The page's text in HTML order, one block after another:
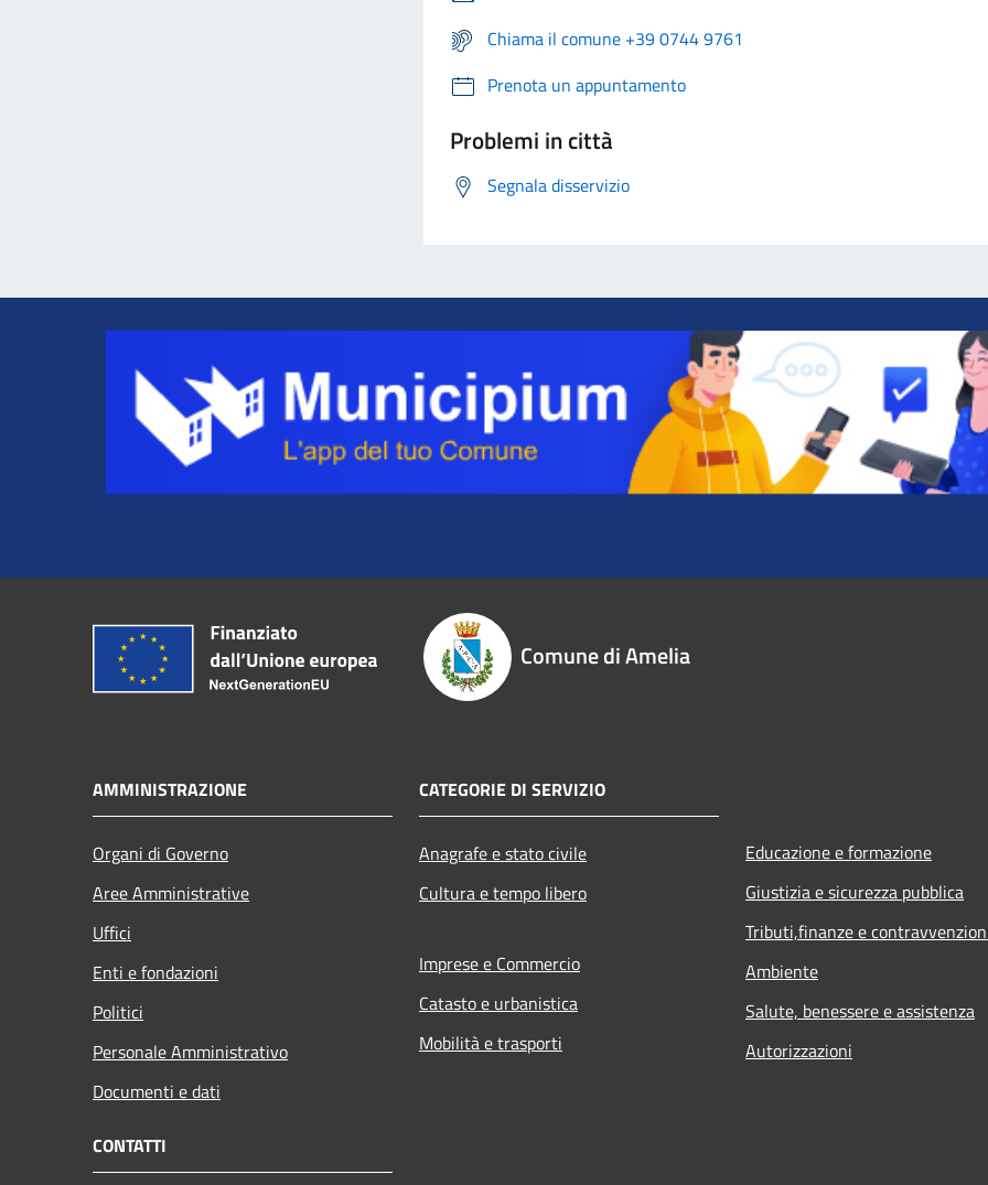
Chiama il comune +39 0744 9761
Prenota un appuntamento
Problemi in città
Segnala disservizio
Comune di Amelia
AMMINISTRAZIONE
Organi di Governo
Aree Amministrative
Uffici
Enti e fondazioni
Politici
Personale Amministrativo
Documenti e dati
CATEGORIE DI SERVIZIO
Anagrafe e stato civile
Cultura e tempo libero
Imprese e Commercio
Catasto e urbanistica
Mobilità e trasporti
Educazione e formazione
Giustizia e sicurezza pubblica
Tributi,finanze e
Ambiente
Salute, benessere e assistenza
Autorizzazioni
CONTATTI